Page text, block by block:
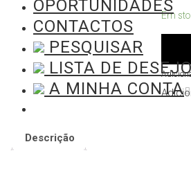
OPORTUNIDADES
CONTACTOS
PESQUISAR
LISTA DE
A MINHA CONTA
Em
de
de
Descrição